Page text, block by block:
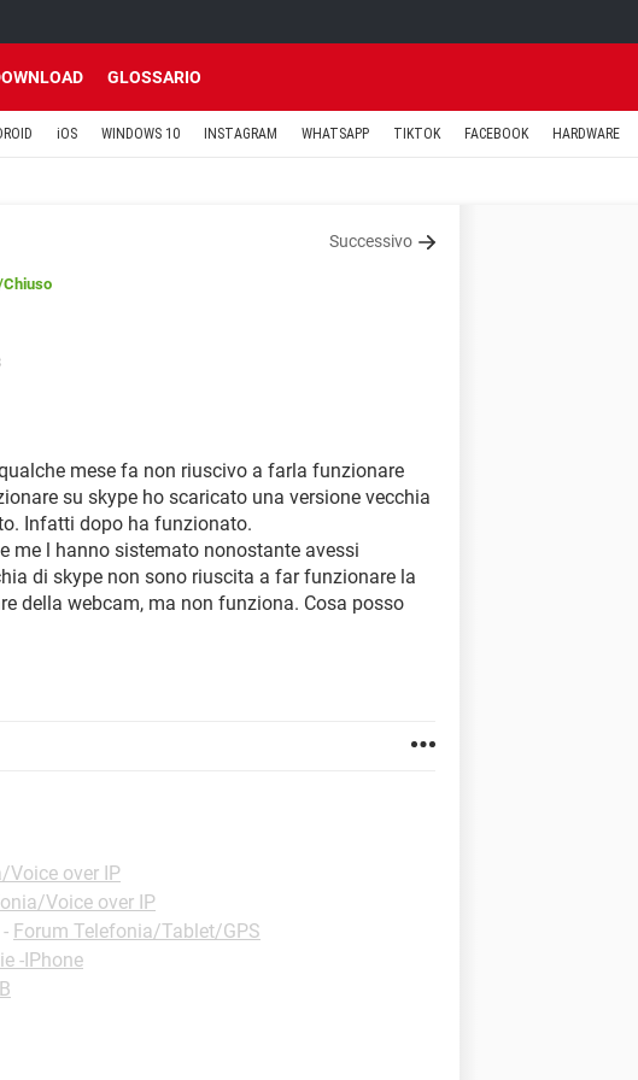
GLOSSARIO
iOS WINDOWS 10 INSTAGRAM WHATSAPP TIKTOK FACEBOOK HARDWARE
Successivo
mese fa non riuscivo a farla funzionare
su skype ho scaricato una versione vecchia
Infatti dopo ha funzionato.
me l hanno sistemato nonostante avessi
di skype non sono riuscita a far funzionare la
della webcam, ma non funziona. Cosa posso
Voice over IP
Voice over IP
- Forum Telefonia/Tablet/GPS
-IPhone